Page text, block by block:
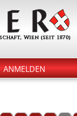
ANMELDEN